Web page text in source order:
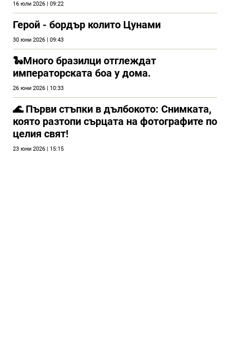
16 юли 2026 | 09:22
Герой - бордър колито Цунами
30 юни 2026 | 09:43
🐍Много бразилци отглеждат
императорската боа у дома.
26 юни 2026 | 10:33
🌊 Първи стъпки в дълбокото: Снимката,
която разтопи сърцата на фотографите по
целия свят!
23 юни 2026 | 15:15